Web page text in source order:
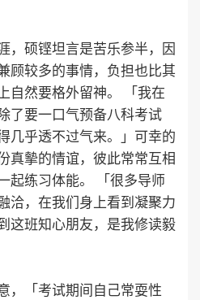
，硕铿坦言是苦乐参半，因
顾较多的事情，负担也比其
自然要格外留神。 「我在
了要一口气预备八科考试
几乎透不过气来。」可幸的
真摰的情谊，彼此常常互相
起练习体能。 「很多导师
洽，在我们身上看到凝聚力
这班知心朋友，是我修读毅
，「考试期间自己常耍性